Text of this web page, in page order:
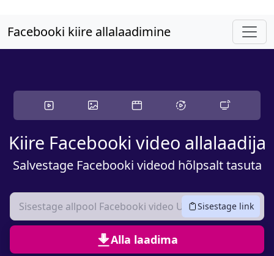
Facebooki kiire allalaadimine
Kiire Facebooki video allalaadija
Salvestage Facebooki videod hõlpsalt tasuta
Sisestage link
Alla laadima